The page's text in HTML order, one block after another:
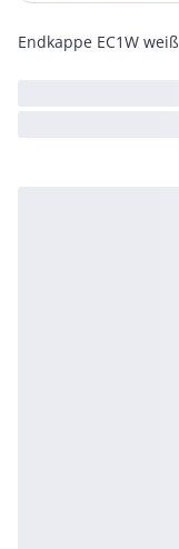
Endkappe EC1W weiß